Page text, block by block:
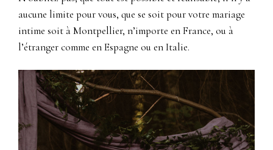
aucune limite pour vous, que se soit pour votre mariage
intime soit à Montpellier, n’importe en France, ou à
l’étranger comme en Espagne ou en Italie.